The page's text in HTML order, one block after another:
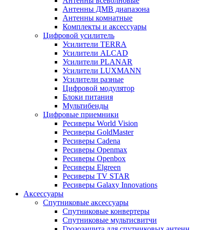
Антенны ДМВ диапазона
Антенны комнатные
Комплекты и аксессуары
Цифровой усилитель
Усилители TERRA
Усилители ALCAD
Усилители PLANAR
Усилители LUXMANN
Усилители разные
Цифровой модулятор
Блоки питания
Мультибенды
Цифровые приемники
Ресиверы World Vision
Ресиверы GoldMaster
Ресиверы Cadena
Ресиверы Openmax
Ресиверы Openbox
Ресиверы Elgreen
Ресиверы TV STAR
Ресиверы Galaxy Innovations
Аксессуары
Спутниковые аксессуары
Спутниковые конвертеры
Спутниковые мультисвитчи